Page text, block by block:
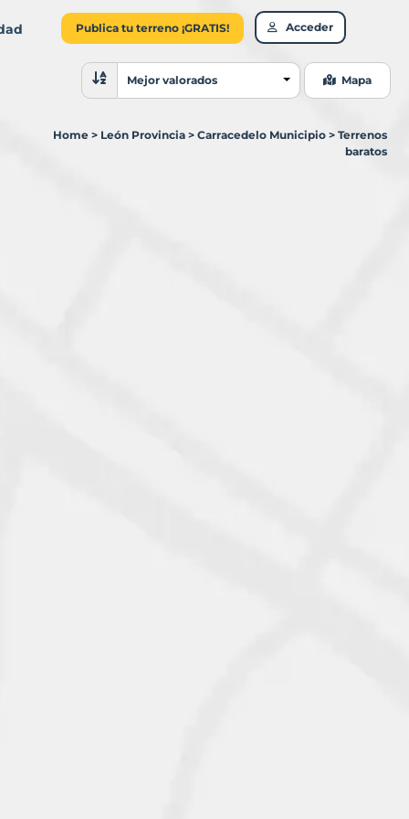
Publica tu terreno ¡GRATIS! Acceder
Ordenar resultados
Mejor valorados Mapa
Home > León Provincia > Carracedelo Municipio > Terrenos
baratos